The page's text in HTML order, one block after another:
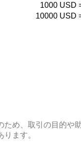
1000 USD
10000 USD
ため、取引の目的や
ます。